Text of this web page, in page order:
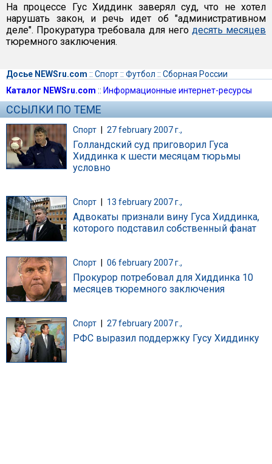
На процессе Гус Хиддинк заверял суд, что не хотел
нарушать закон, и речь идет об "административном
деле". Прокуратура требовала для него десять месяцев
тюремного заключения.
Досье NEWSru.com :: Спорт:: Футбол :: Сборная России
Каталог NEWSru.com :: Информационные интернет-ресурсы
ССЫЛКИ ПО ТЕМЕ
Спорт | 27 february 2007 г.,
Голландский суд приговорил Гуса
Хиддинка к шести месяцам тюрьмы
условно
Спорт 13 february 2007 г.,
Адвокаты признали вину Гуса Хиддинка,
которого подставил собственный фанат
Спорт 06 february 2007 г.,
Прокурор потребовал для Хиддинка 10
месяцев тюремного заключения
Спорт 27 february 2007 г.,
РФС выразил поддержку Гусу Хиддинку